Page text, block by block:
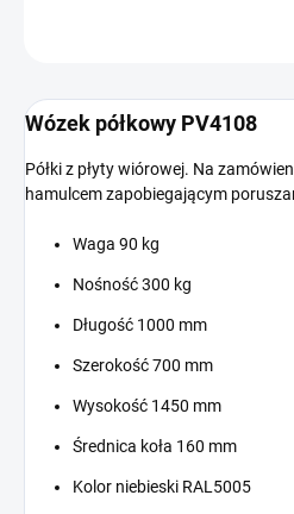
Wózek półkowy PV4108
Półki z płyty wiórowej. Na
hamulcem zapobiegającym
Waga 90 kg
Nośność 300 kg
Długość 1000 mm
Szerokość 700 mm
Wysokość 1450 mm
Średnica koła 160 mm
Kolor niebieski RAL5005